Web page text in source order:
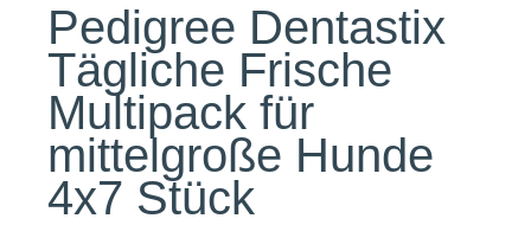
Pedigree Dentastix
Tägliche Frische
Multipack für
mittelgroße Hunde
4x7 Stück